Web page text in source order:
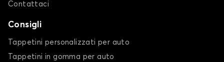
Contattaci
Consigli
Tappetini personalizzati per auto
Tappetini in gomma per auto